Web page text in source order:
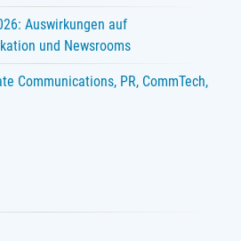
Auswirkungen auf
und Newsrooms
Communications, PR, CommTech,